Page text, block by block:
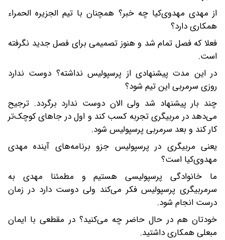
از مهدی مهدوی‌کیا چه خبر؟ همچنان با تیم الجزیره الحمراء
همکاری دارد؟
فعلا که فصل تمام شد و هنوز تصمیمی برای فصل جدید نگرفته
است.
در این مدت پیشنهادی از پرسپولیس نداشته؟ دوست ندارد
روزی سرمربی این تیم شود؟
چند بار پیشنهاد شد ولی الان دوست ندارد برگردد. ترجیح
می‌دهد در مربیگری تجربه کسب کند و اول در جاهای کوچک‌تر
کار کند و بعد سرمربی پرسپولیس شود.
یعنی مربیگری در پرسپولیس جزو برنامه‌های آینده مهدی
مهدوی‌کیا است؟
ما خانوادگی پرسپولیسی هستیم و مطمئنا مهدی به
سرمربیگری پرسپولیس فکر می‌کند ولی دوست دارد در زمان
درست انجام شود.
خودتان هم در حال حاضر چه می‌کنید؟ در مقطعی با ایمان
مبعلی همکاری داشتید.